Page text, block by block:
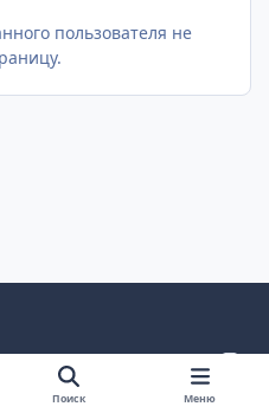
пользователя не
v
k
Поиск Меню